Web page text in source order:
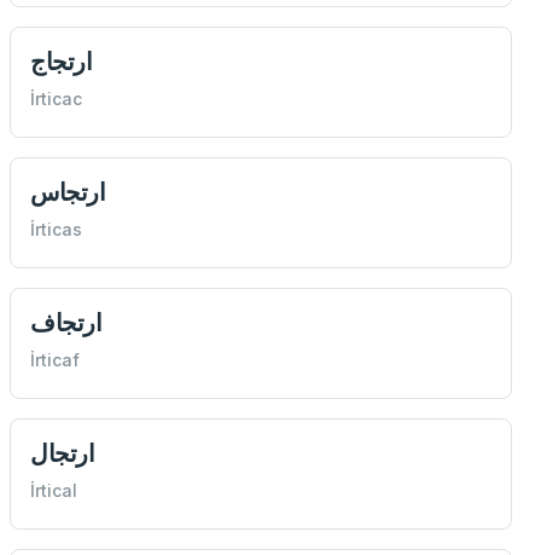
ارتجاج
İrticac
ارتجاس
İrticas
ارتجاف
İrticaf
ارتجال
İrtical